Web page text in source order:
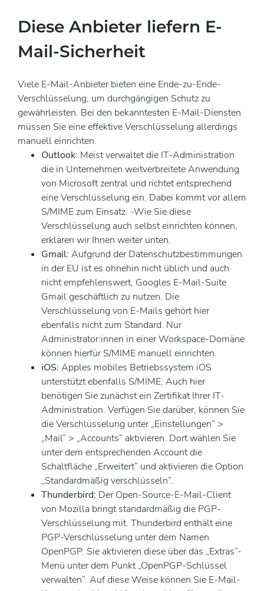
Diese Anbieter liefern E-
Mail-Sicherheit
Viele E-Mail-Anbieter bieten eine Ende-zu-Ende-
Verschlüsselung, um durchgängigen Schutz zu
gewährleisten. Bei den bekanntesten E-Mail-Diensten
müssen Sie eine effektive Verschlüsselung allerdings
manuell einrichten.
Outlook: Meist verwaltet die IT-Administration
die in Unternehmen weitverbreitete Anwendung
von Microsoft zentral und richtet entsprechend
eine Verschlüsselung ein. Dabei kommt vor allem
S/MIME zum Einsatz. -Wie Sie diese
Verschlüsselung auch selbst einrichten können,
erklären wir Ihnen weiter unten.
Gmail: Aufgrund der Datenschutzbestimmungen
in der EU ist es ohnehin nicht üblich und auch
nicht empfehlenswert, Googles E-Mail-Suite
Gmail geschäftlich zu nutzen. Die
Verschlüsselung von E-Mails gehört hier
ebenfalls nicht zum Standard. Nur
Administrator:innen in einer Workspace-Domäne
können hierfür S/MIME manuell einrichten.
iOS: Apples mobiles Betriebssystem iOS
unterstützt ebenfalls S/MIME. Auch hier
benötigen Sie zunächst ein Zertifikat Ihrer IT-
Administration. Verfügen Sie darüber, können Sie
die Verschlüsselung unter „Einstellungen“ >
„Mail“ > „Accounts“ aktivieren. Dort wählen Sie
unter dem entsprechenden Account die
Schaltfläche „Erweitert“ und aktivieren die Option
„Standardmäßig verschlüsseln“.
Thunderbird: Der Open-Source-E-Mail-Client
von Mozilla bringt standardmäßig die PGP-
Verschlüsselung mit. Thunderbird enthält eine
PGP-Verschlüsselung unter dem Namen
OpenPGP. Sie aktivieren diese über das „Extras“-
Menü unter dem Punkt „OpenPGP-Schlüssel
verwalten“. Auf diese Weise können Sie E-Mail-